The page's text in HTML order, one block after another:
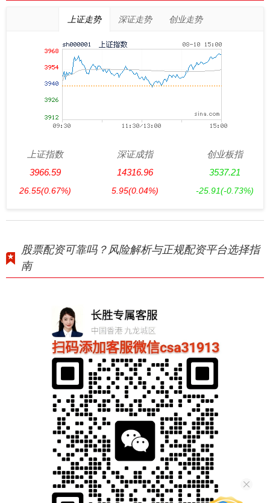
上证走势 深证走势 创业走势
上证指数
3966.59
26.55(0.67%)
深证成指
14316.96
5.95(0.04%)
创业板指
3537.21
-25.91(-0.73%)
股票配资可靠吗？风险解析与正规配资平台选择指
南